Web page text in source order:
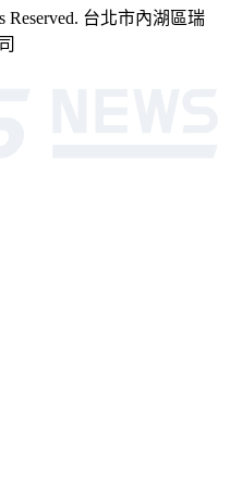
Reserved. 台北市內湖區瑞